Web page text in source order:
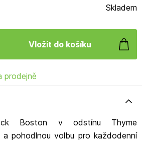
Skladem
prodejně
Boston v odstínu Thyme
a pohodlnou volbu pro každodenní